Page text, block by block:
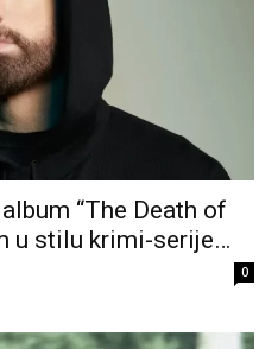
“The Death of
u stilu krimi-serije…
0